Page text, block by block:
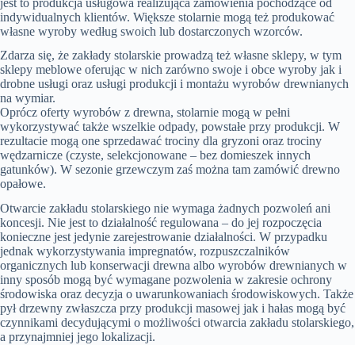
indywidualnych klientów. Większe stolarnie mogą też produkować
własne wyroby według swoich lub dostarczonych wzorców.
Zdarza się, że zakłady stolarskie prowadzą też własne sklepy, w tym
sklepy meblowe oferując w nich zarówno swoje i obce wyroby jak i
drobne usługi oraz usługi produkcji i montażu wyrobów drewnianych
na wymiar.
Oprócz oferty wyrobów z drewna, stolarnie mogą w pełni
wykorzystywać także wszelkie odpady, powstałe przy produkcji. W
rezultacie mogą one sprzedawać trociny dla gryzoni oraz trociny
wędzarnicze (czyste, selekcjonowane – bez domieszek innych
gatunków). W sezonie grzewczym zaś można tam zamówić drewno
opałowe.
Otwarcie zakładu stolarskiego nie wymaga żadnych pozwoleń ani
koncesji. Nie jest to działalność regulowana – do jej rozpoczęcia
konieczne jest jedynie zarejestrowanie działalności. W przypadku
jednak wykorzystywania impregnatów, rozpuszczalników
organicznych lub konserwacji drewna albo wyrobów drewnianych w
inny sposób mogą być wymagane pozwolenia w zakresie ochrony
środowiska oraz decyzja o uwarunkowaniach środowiskowych. Także
pył drzewny zwłaszcza przy produkcji masowej jak i hałas mogą być
czynnikami decydującymi o możliwości otwarcia zakładu stolarskiego,
a przynajmniej jego lokalizacji.